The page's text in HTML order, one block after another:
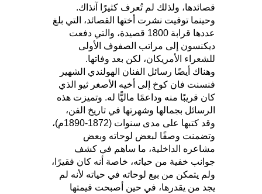
قصائدها، ولذلك لم تُعرف كثيرًا آنذاك.
وحينما توفيت نشرت أختها القصائد، التي بلغ
عددها قرابة 1800 قصيدة، والتي دفعت
ديكنسون إلى مراتب الصفوف الأولى
للشعراء الأمريكان، لكن بعد وفاتها.
وهناك أيضًا رسائل الفنان الهولندي الشهير
فنسنت فان كوخ إلى أخيه الأصغر ثيو الذي
كان قريبًا منه وداعمًا ماليًّا له. وتميزت هذه
الرسائل بجمالها وشهرتها في تاريخ الفن،
وقد كتبها على مدى سنوات (1872-1890م)،
وتضمنت وصفًا لبعض لوحاته وبعض
مشاعره الداخلية، ما ساهم في كشف
جوانب خفية من حياته، خاصة أنه كان فقيرًا،
ولم يتمكن من بيع لوحاته في حياته لأنه لم
يجد من يقدرها، في حين أصبحت قيمتها